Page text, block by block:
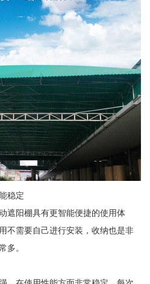
稳定
遮阳棚具有更智能便捷的使用体
不需要自己进行安装，收纳也是非
多。